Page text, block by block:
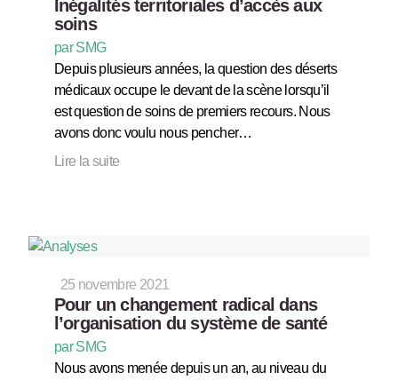
Inégalités territoriales d’accès aux
soins
par SMG
Depuis plusieurs années, la question des déserts
médicaux occupe le devant de la scène lorsqu’il
est question de soins de premiers recours. Nous
avons donc voulu nous pencher…
Lire la suite
25 novembre 2021
Pour un changement radical dans
l’organisation du système de santé
par SMG
Nous avons menée depuis un an, au niveau du